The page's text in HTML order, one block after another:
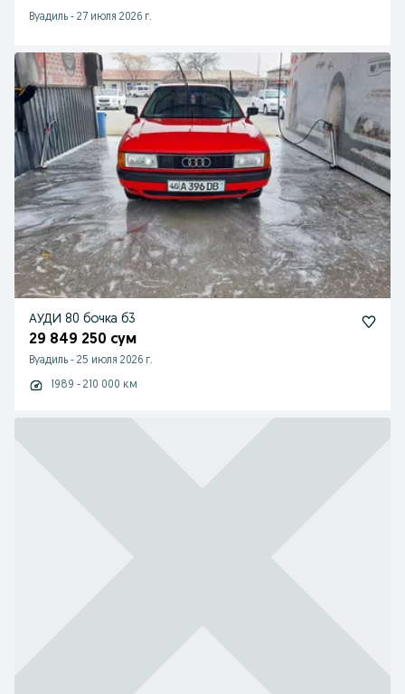
Вуадиль - 27 июля 2026 г.
АУДИ 80 бочка б3
29 849 250 сум
Вуадиль - 25 июля 2026 г.
1989 - 210 000 км